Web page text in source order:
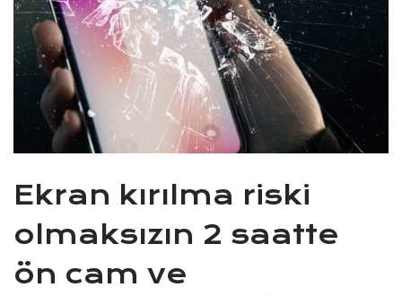
Ekran kırılma riski
olmaksızın 2 saatte
ön cam ve